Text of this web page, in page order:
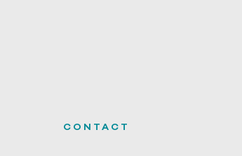
CONTACT